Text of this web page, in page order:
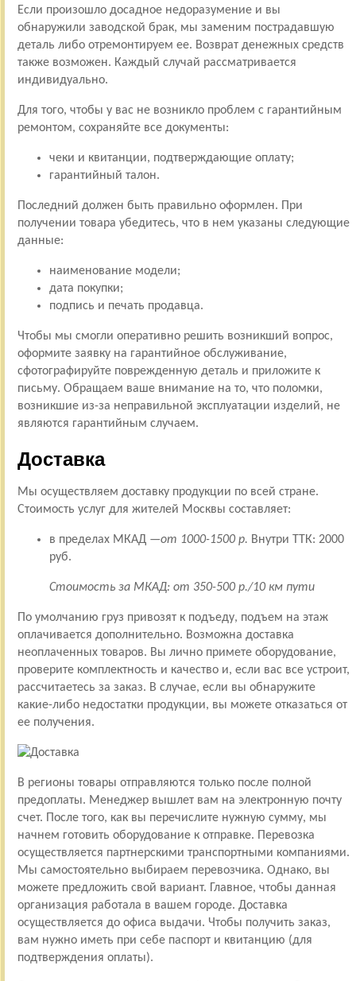
Если произошло досадное недоразумение и вы
обнаружили заводской брак, мы заменим пострадавшую
деталь либо отремонтируем ее. Возврат денежных средств
также возможен. Каждый случай рассматривается
индивидуально.
Для того, чтобы у вас не возникло проблем с гарантийным
ремонтом, сохраняйте все документы:
чеки и квитанции, подтверждающие оплату;
гарантийный талон.
Последний должен быть правильно оформлен. При
получении товара убедитесь, что в нем указаны следующие
данные:
наименование модели;
дата покупки;
подпись и печать продавца.
Чтобы мы смогли оперативно решить возникший вопрос,
оформите заявку на гарантийное обслуживание,
сфотографируйте поврежденную деталь и приложите к
письму. Обращаем ваше внимание на то, что поломки,
возникшие из-за неправильной эксплуатации изделий, не
являются гарантийным случаем.
Доставка
Мы осуществляем доставку продукции по всей стране.
Стоимость услуг для жителей Москвы составляет:
в пределах МКАД —от 1000-1500 р. Внутри ТТК: 2000
руб.
Стоимость за МКАД: от 350-500 р./10 км пути
По умолчанию груз привозят к подъеду, подъем на этаж
оплачивается дополнительно. Возможна доставка
неоплаченных товаров. Вы лично примете оборудование,
проверите комплектность и качество и, если вас все устроит,
рассчитаетесь за заказ. В случае, если вы обнаружите
какие-либо недостатки продукции, вы можете отказаться от
ее получения.
В регионы товары отправляются только после полной
предоплаты. Менеджер вышлет вам на электронную почту
счет. После того, как вы перечислите нужную сумму, мы
начнем готовить оборудование к отправке. Перевозка
осуществляется партнерскими транспортными компаниями.
Мы самостоятельно выбираем перевозчика. Однако, вы
можете предложить свой вариант. Главное, чтобы данная
организация работала в вашем городе. Доставка
осуществляется до офиса выдачи. Чтобы получить заказ,
вам нужно иметь при себе паспорт и квитанцию (для
подтверждения оплаты).